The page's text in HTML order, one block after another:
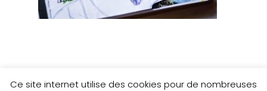
Ce site internet utilise des cookies pour de nombreuses